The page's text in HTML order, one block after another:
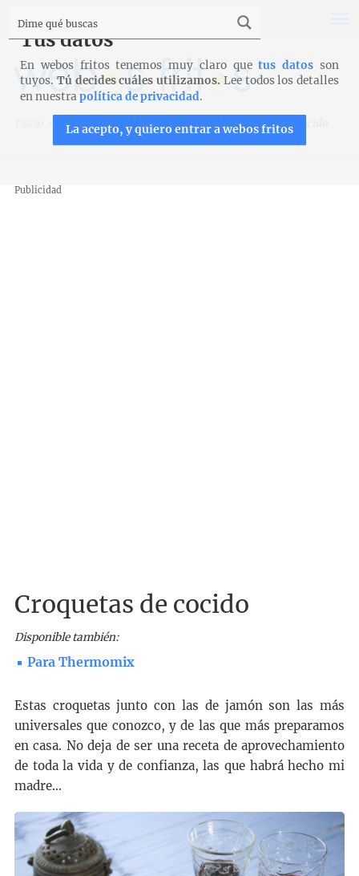
Recetas Entrantes y aperitivos Croquetas de cocido
Publicidad
Croquetas de cocido
Disponible también:
Para Thermomix
Estas croquetas junto con las de jamón son las más
universales que conozco, y de las que más preparamos
en casa. No deja de ser una receta de aprovechamiento
de toda la vida y de confianza, las que habrá hecho mi
madre…
Tus datos
En webos fritos tenemos muy claro quetus datos son
tuyos. Tú decides cuáles utilizamos. Lee todos los detalles
en nuestrapolítica de privacidad.
La acepto, y quiero entrar a webos fritos